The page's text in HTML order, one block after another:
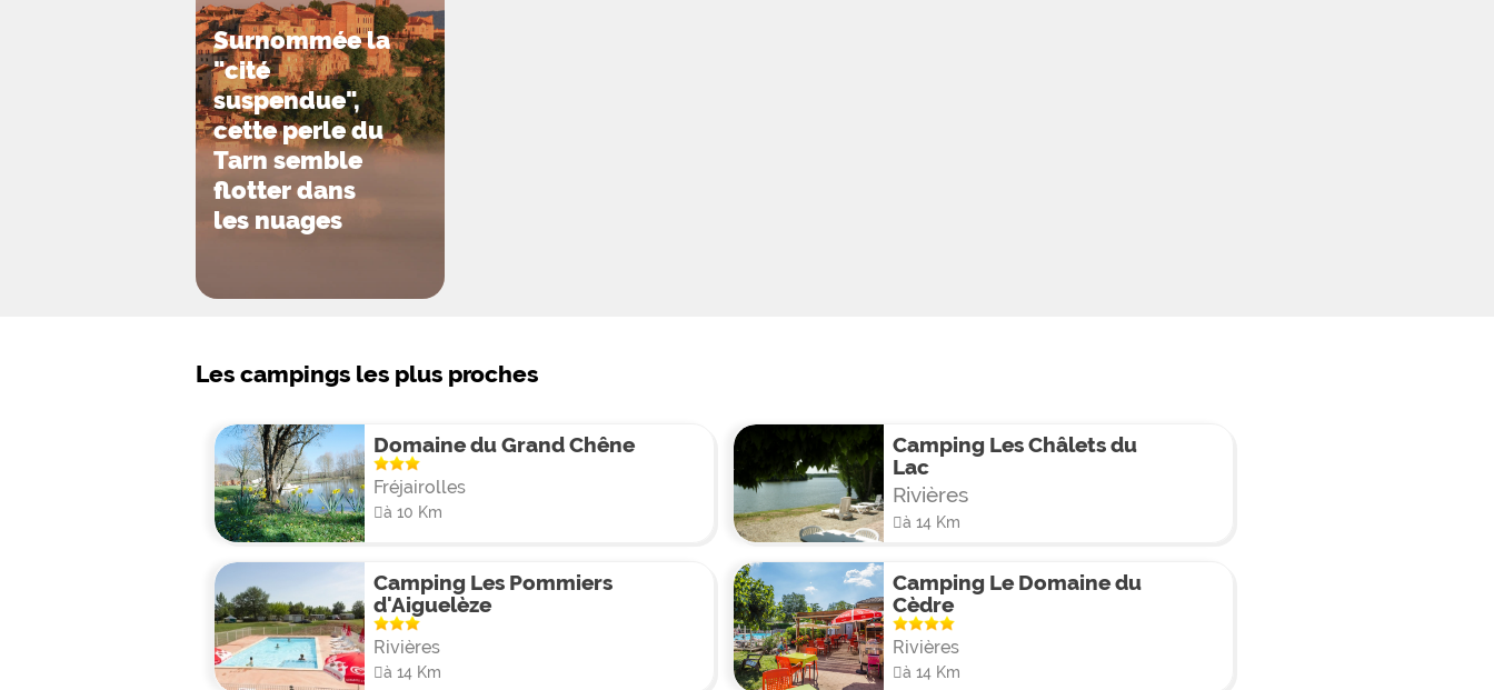
randonnées dans des sentiers balisés sont disponible pour partir à la découverte des paysages naturels autour du domaine.
Surnommée la
"cité
suspendue",
cette perle du
Tarn semble
flotter dans
les nuages
Les campings les plus proches
Domaine du Grand Chêne
Fréjairolles
à 10 Km
Camping Les Châlets du
Lac
Rivières
à 14 Km
Camping Les Pommiers
d'Aiguelèze
Rivières
à 14 Km
Camping Le Domaine du
Cèdre
Rivières
à 14 Km